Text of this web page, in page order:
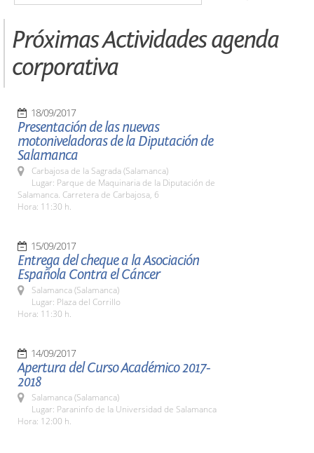
Próximas Actividades agenda
corporativa
18/09/2017
Presentación de las nuevas
motoniveladoras de la Diputación de
Salamanca
Carbajosa de la Sagrada (Salamanca)
Lugar: Parque de Maquinaria de la Diputación de
Salamanca. Carretera de Carbajosa, 6
Hora: 11:30 h.
15/09/2017
Entrega del cheque a la Asociación
Española Contra el Cáncer
Salamanca (Salamanca)
Lugar: Plaza del Corrillo
Hora: 11:30 h.
14/09/2017
Apertura del Curso Académico 2017-
2018
Salamanca (Salamanca)
Lugar: Paraninfo de la Universidad de Salamanca
Hora: 12:00 h.